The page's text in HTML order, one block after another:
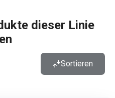
dieser Linie
Sortieren